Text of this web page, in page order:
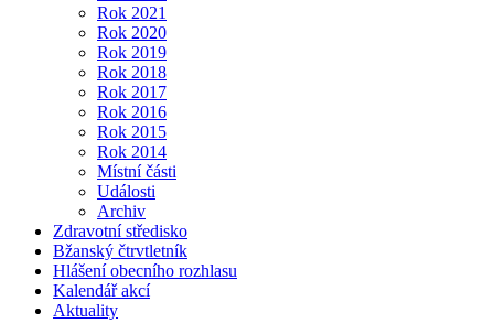
Rok 2021
Rok 2020
Rok 2019
Rok 2018
Rok 2017
Rok 2016
Rok 2015
Rok 2014
Místní části
Události
Archiv
Zdravotní středisko
Bžanský čtrvtletník
Hlášení obecního rozhlasu
Kalendář akcí
Aktuality